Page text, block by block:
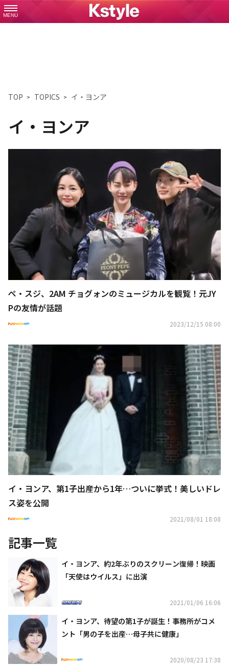
MENU
TOP TOPICS イ・ヨンア
イ・ヨンア
ペ・スジ、2AM チョグォンのミュージカルを観覧！元JY
Pの友情が話題
2023/12/15 08:00
イ・ヨンア、第1子出産から1年…ついに挙式！美しいドレ
ス姿を公開
2021/08/01 18:08
記事一覧
イ・ヨンア、約2年ぶりのスクリーン復帰！映画
「天使はウイルス」に出演
2021/01/06 16:06
イ・ヨンア、待望の第1子が誕生！事務所がコメ
ント「男の子を出産…母子共に健康」
2020/08/23 17:38